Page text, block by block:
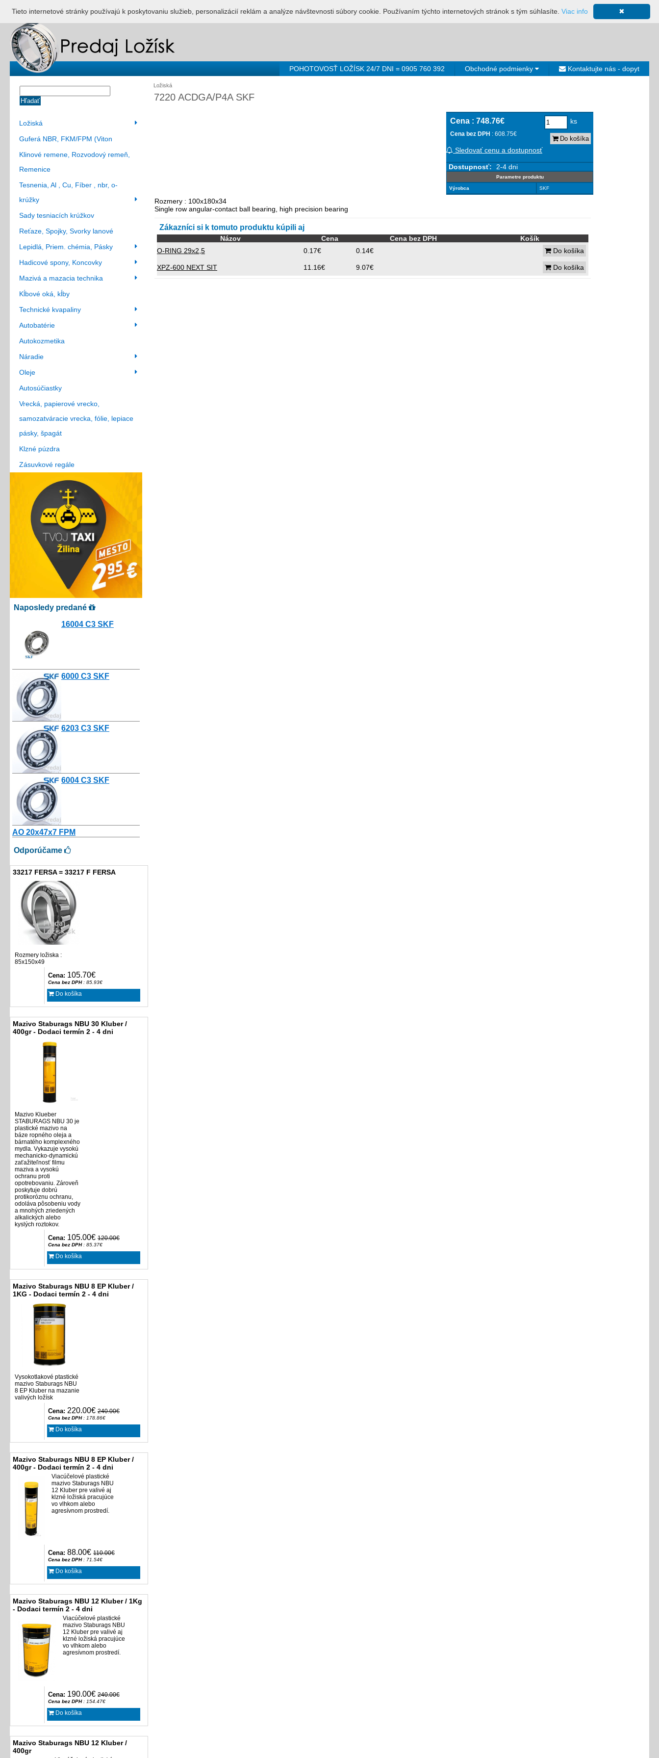
ÚVOD NONSTOP SLUŽBA PRE LOŽISKÁ - 0905 760 392 Prihlásenie Registrácia Mapa stránky Výkup ložísk Neplatiči
POHOTOVOSŤ LOŽÍSK 24/7 DNI = 0905 760 392 Obchodné podmienky Kontaktujte nás - dopyt
Hľadať
Ložiská
Guferá NBR, FKM/FPM (Viton
Klinové remene, Rozvodový remeň,
Remenice
Tesnenia, Al , Cu, Fíber , nbr, o-
krúžky
Sady tesniacích krúžkov
Reťaze, Spojky, Svorky lanové
Lepidlá, Priem. chémia, Pásky
Hadicové spony, Koncovky
Mazivá a mazacia technika
Kĺbové oká, kĺby
Technické kvapaliny
Autobatérie
Autokozmetika
Náradie
Oleje
Autosúčiastky
Vrecká, papierové vrecko,
samozatváracie vrecka, fólie, lepiace
pásky, špagát
Klzné púzdra
Zásuvkové regále
Naposledy predané
16004 C3 SKF
6000 C3 SKF
6203 C3 SKF
6004 C3 SKF
AO 20x47x7 FPM
Odporúčame
33217 FERSA = 33217 F FERSA
Rozmery ložiska :
85x150x49
Cena: 105.70€
Cena bez DPH: 85.93€
Do košíka
Mazivo Staburags NBU 30 Kluber /
400gr - Dodaci termín 2 - 4 dni
Mazivo Klueber
STABURAGS NBU 30 je
plastické mazivo na
báze ropného oleja a
bárnatého komplexného
mydla. Vykazuje vysokú
mechanicko-dynamickú
zaťažiteľnosť filmu
maziva a vysokú
ochranu proti
opotrebovaniu. Zároveň
poskytuje dobrú
protikoróznu ochranu,
odoláva pôsobeniu vody
a mnohých zriedených
alkalických alebo
kyslých roztokov.
Cena: 105.00€ 120.00€
Cena bez DPH: 85.37€
Do košíka
Mazivo Staburags NBU 8 EP Kluber /
1KG - Dodaci termín 2 - 4 dni
Vysokotlakové ptastické
mazivo Staburags NBU
8 EP Kluber na mazanie
valivých ložísk
Cena: 220.00€ 240.00€
Cena bez DPH: 178.86€
Do košíka
Mazivo Staburags NBU 8 EP Kluber /
400gr - Dodaci termín 2 - 4 dni
Viacúčelové plastické
mazivo Staburags NBU
12 Kluber pre valivé aj
klzné ložiská pracujúce
vo vlhkom alebo
agresívnom prostredí.
Cena: 88.00€ 110.00€
Cena bez DPH: 71.54€
Do košíka
Mazivo Staburags NBU 12 Kluber / 1Kg
- Dodaci termín 2 - 4 dni
Viacúčelové plastické
mazivo Staburags NBU
12 Kluber pre valivé aj
klzné ložiská pracujúce
vo vlhkom alebo
agresívnom prostredí.
Cena: 190.00€ 240.00€
Cena bez DPH: 154.47€
Do košíka
Mazivo Staburags NBU 12 Kluber /
400gr
Ložiská
7220 ACDGA/P4A SKF
Cena : 748.76€ ks
Cena bez DPH : 608.75€
Do košíka
Sledovať cenu a dostupnosť
Dostupnosť: 2-4 dni
Parametre produktu
Výrobca SKF
Rozmery : 100x180x34
Single row angular-contact ball bearing, high precision bearing
Zákazníci si k tomuto produktu kúpili aj
Názov Cena Cena bez DPH
Košík
O-RING 29x2,5
0.17€ 0.14€ Do košíka
XPZ-600 NEXT SIT 11.16€ 9.07€ Do košíka
✖
Tieto internetové stránky používajú k poskytovaniu služieb, personalizácií reklám a analýze návštevnosti súbory cookie. Používaním týchto internetových stránok s tým súhlasíte. Viac info